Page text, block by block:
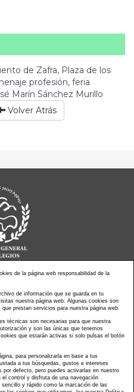
de Zafra, Plaza de los
profesión, feria
Marín Sánchez Murillo
Volver Atrás
Agenda de Actos
PressClip
Contacto
Política Privacidad
de la página web responsabilidad de la
de información que se guarda en tu
nuestra página web. Algunas cookies son
prestan servicios para nuestra página web.
técnicas son necesarias para que nuestra
y son las únicas que tenemos
que estarán activas si solo pulsas el botón
para personalizarla en base a tus
a tus búsquedas, gustos e intereses
por defecto, pero puedes activarlas en nuestro
control y disfruta de una navegación
y rápido como la marcación de las